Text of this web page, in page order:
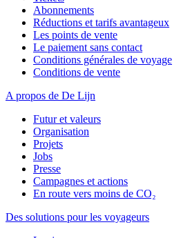
Abonnements
Réductions et tarifs avantageux
Les points de vente
Le paiement sans contact
Conditions générales de voyage
Conditions de vente
A propos de De Lijn
Futur et valeurs
Organisation
Projets
Jobs
Presse
Campagnes et actions
En route vers moins de CO₂
Des solutions pour les voyageurs